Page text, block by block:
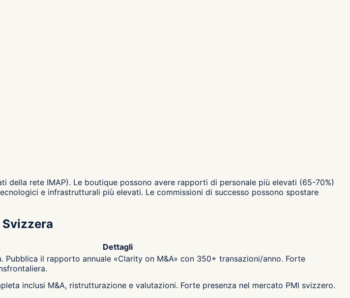
della rete IMAP). Le boutique possono avere rapporti di personale più elevati (65-70%)
e infrastrutturali più elevati. Le commissioni di successo possono spostare
Dettagli
Pubblica il rapporto annuale «Clarity on M&A» con 350+ transazioni/anno. Forte
inclusi M&A, ristrutturazione e valutazioni. Forte presenza nel mercato PMI svizzero.